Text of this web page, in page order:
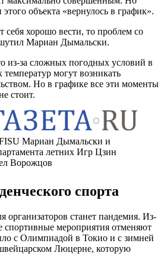
этого объекта «вернулось в график».
себя хорошо вести, то проблем со
Мариан Дымальски.
из-за сложных погодных условий в
могут возникать
Но в графике все эти моменты
стоит.
Мариан Дымальски и
летних Игр Цзин
Ворожцов
спорта
станет пандемия. Из-
спортивные мероприятия отменяют
с Олимпиадой в Токио и с зимней
Люцерне, которую